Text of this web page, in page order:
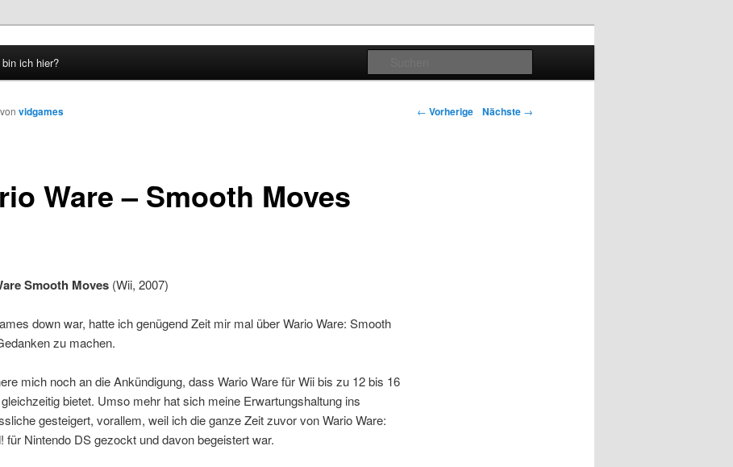
ich hier?
Artikelnavigation
← Vorherige Nächste →
Ware – Smooth Moves
von vidgames
Smooth Moves(Wii, 2007)
down war, hatte ich genügend Zeit mir mal über Wario Ware: Smooth
zu machen.
mich noch an die Ankündigung, dass Wario Ware für Wii bis zu 12 bis 16
bietet. Umso mehr hat sich meine Erwartungshaltung ins
gesteigert, vorallem, weil ich die ganze Zeit zuvor von Wario Ware:
für Nintendo DS gezockt und davon begeistert war.